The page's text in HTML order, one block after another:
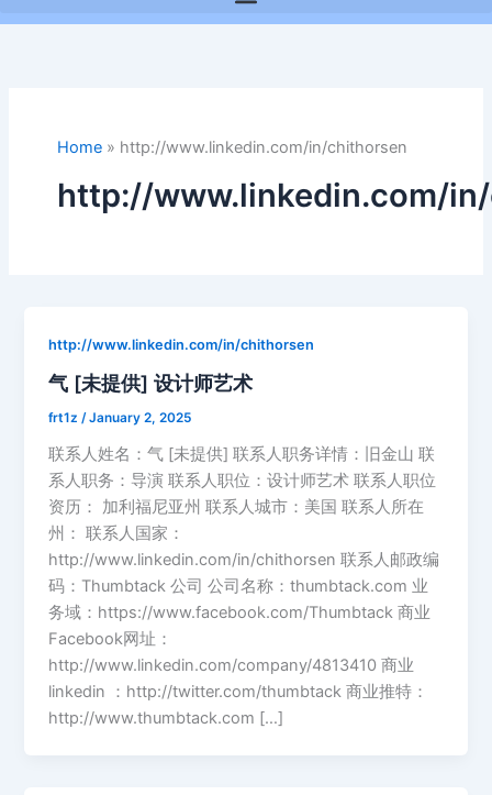
Home» http://www.linkedin.com/in/chithorsen
http://www.linkedin.com/
http://www.linkedin.com/in/chithorsen
气 [未提供] 设计师艺术
frt1z/January 2, 2025
联系人姓名：气 [未提供] 联系人职务详情：旧金山 联
系人职务：导演 联系人职位：设计师艺术 联系人职位
资历： 加利福尼亚州 联系人城市：美国 联系人所在
州： 联系人国家：
http://www.linkedin.com/in/chithorsen 联系人邮政编
码：Thumbtack 公司 公司名称：thumbtack.com 业
务域：https://www.facebook.com/Thumbtack 商业
Facebook网址：
http://www.linkedin.com/company/4813410 商业
linkedin ：http://twitter.com/thumbtack 商业推特：
http://www.thumbtack.com […]